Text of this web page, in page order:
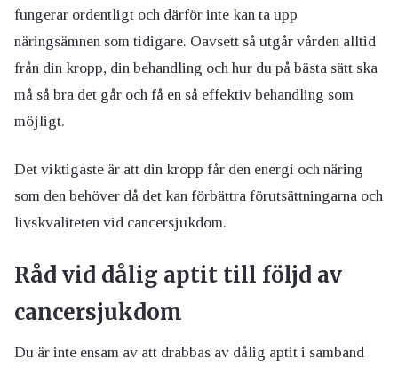
fungerar ordentligt och därför inte kan ta upp
näringsämnen som tidigare. Oavsett så utgår vården alltid
från din kropp, din behandling och hur du på bästa sätt ska
må så bra det går och få en så effektiv behandling som
möjligt.
Det viktigaste är att din kropp får den energi och näring
som den behöver då det kan förbättra förutsättningarna och
livskvaliteten vid cancersjukdom.
Råd vid dålig aptit till följd av
cancersjukdom
Du är inte ensam av att drabbas av dålig aptit i samband